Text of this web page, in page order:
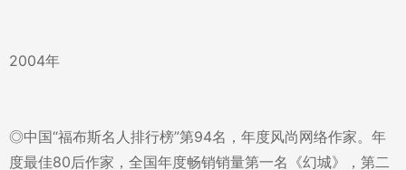
2004年
◎中国“福布斯名人排行榜”第94名，年度风尚网络作家。年
度最佳80后作家，全国年度畅销销量第一名《幻城》，第二